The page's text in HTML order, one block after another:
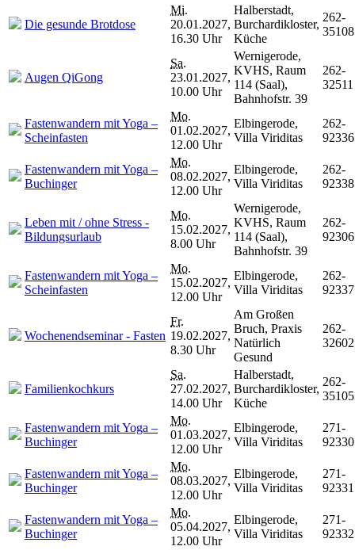
Die gesunde Brotdose
Mi.
20.01.2027,
16.30 Uhr
Halberstadt,
Burchardikloster,
Küche
262-
35108
Augen QiGong
Sa.
23.01.2027,
10.00 Uhr
Wernigerode,
KVHS, Raum
114 (Saal),
Bahnhofstr. 39
262-
32511
Fastenwandern mit Yoga –
Scheinfasten
Mo.
01.02.2027,
12.00 Uhr
Elbingerode,
Villa Viriditas
262-
92336
Fastenwandern mit Yoga –
Buchinger
Mo.
08.02.2027,
12.00 Uhr
Elbingerode,
Villa Viriditas
262-
92338
Leben mit / ohne Stress -
Bildungsurlaub
Mo.
15.02.2027,
8.00 Uhr
Wernigerode,
KVHS, Raum
114 (Saal),
Bahnhofstr. 39
262-
92306
Fastenwandern mit Yoga –
Scheinfasten
Mo.
15.02.2027,
12.00 Uhr
Elbingerode,
Villa Viriditas
262-
92337
Wochenendseminar - Fasten
Fr.
19.02.2027,
8.30 Uhr
Am Großen
Bruch, Praxis
Natürlich
Gesund
262-
32602
Familienkochkurs
Sa.
27.02.2027,
14.00 Uhr
Halberstadt,
Burchardikloster,
Küche
262-
35105
Fastenwandern mit Yoga –
Buchinger
Mo.
01.03.2027,
12.00 Uhr
Elbingerode,
Villa Viriditas
271-
92330
Fastenwandern mit Yoga –
Buchinger
Mo.
08.03.2027,
12.00 Uhr
Elbingerode,
Villa Viriditas
271-
92331
Fastenwandern mit Yoga –
Buchinger
Mo.
05.04.2027,
12.00 Uhr
Elbingerode,
Villa Viriditas
271-
92332